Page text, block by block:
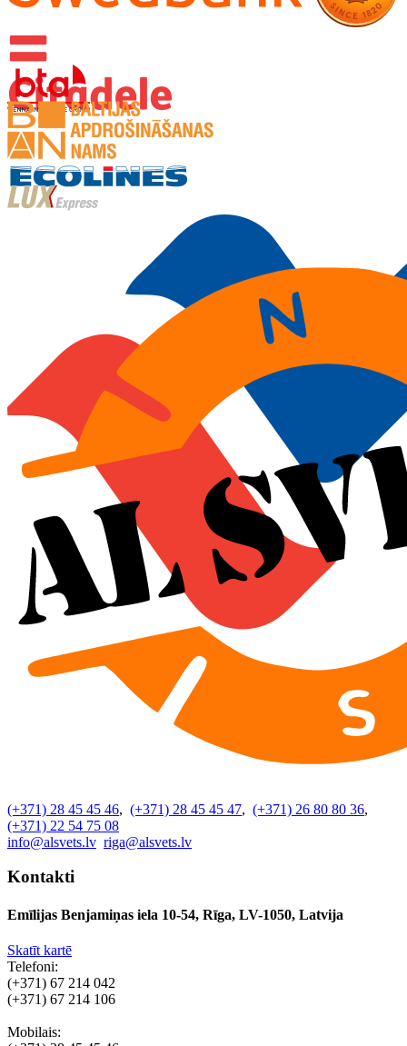
(+371) 28 45 45 46, (+371) 28 45 45 47, (+371) 26 80 80 36,
(+371) 22 54 75 08
info@alsvets.lv riga@alsvets.lv
Kontakti
Emīlijas Benjamiņas iela 10-54, Rīga, LV-1050, Latvija
Skatīt kartē
Telefoni:
(+371) 67 214 042
(+371) 67 214 106
Mobilais: